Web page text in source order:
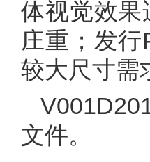
体视觉效
庄重；发
较大尺寸需
文件。